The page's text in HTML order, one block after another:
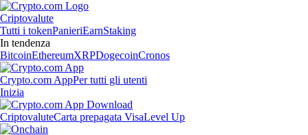
Criptovalute
Tutti i tokenPanieriEarnStaking
In tendenza
BitcoinEthereumXRPDogecoinCronos
Crypto.com AppPer tutti gli utenti
Inizia
CriptovaluteCarta prepagata VisaLevel Up